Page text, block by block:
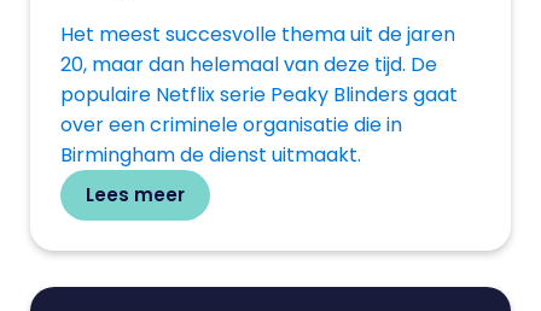
Het meest succesvolle thema uit de jaren
20, maar dan helemaal van deze tijd. De
populaire Netflix serie Peaky Blinders gaat
over een criminele organisatie die in
Birmingham de dienst uitmaakt.
Lees meer